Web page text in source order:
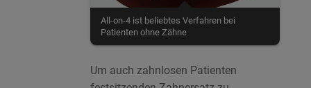
All-on-4 ist beliebtes Verfahren bei
Patienten ohne Zähne
Um auch zahnlosen Patienten